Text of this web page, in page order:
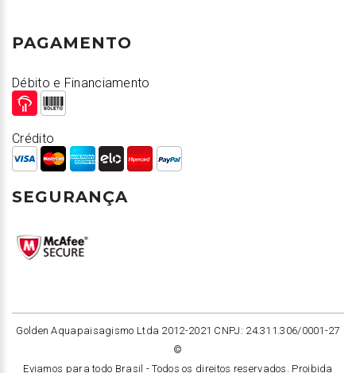
PAGAMENTO
Débito e Financiamento
Crédito
SEGURANÇA
Golden Aquapaisagismo Ltda 2012-2021 CNPJ: 24.311.306/0001-27
©
Eviamos para todo Brasil -Todos os direitos reservados. Proibida